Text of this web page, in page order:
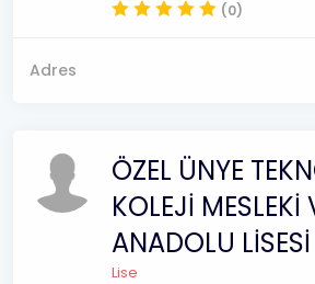
(0)
Adres
ÖZEL ÜNYE
KOLEJİ MESLEKİ
ANADOLU LİSESİ
Lise